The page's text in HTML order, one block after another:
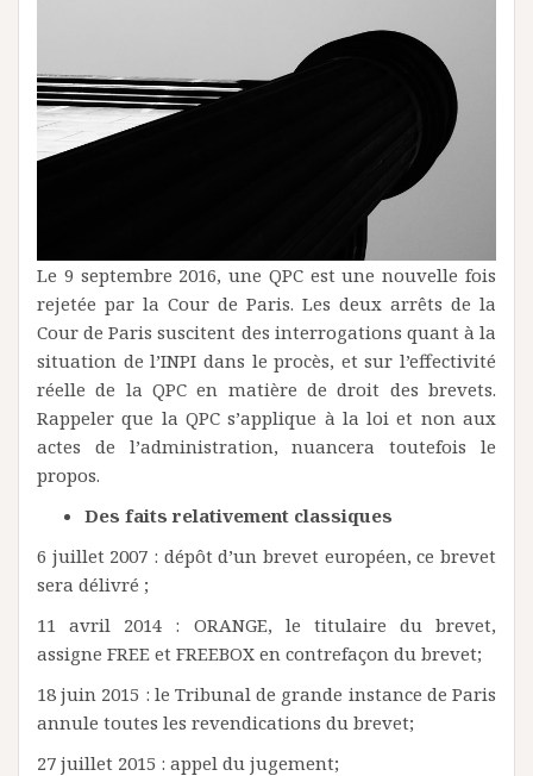
Le 9 septembre 2016, une QPC est une nouvelle fois
rejetée par la Cour de Paris. Les deux arrêts de la
Cour de Paris suscitent des interrogations quant à la
situation de l’INPI dans le procès, et sur l’effectivité
réelle de la QPC en matière de droit des brevets.
Rappeler que la QPC s’applique à la loi et non aux
actes de l’administration, nuancera toutefois le
propos.
Des faits relativement classiques
6 juillet 2007 : dépôt d’un brevet européen, ce brevet
sera délivré ;
11 avril 2014 : ORANGE, le titulaire du brevet,
assigne FREE et FREEBOX en contrefaçon du brevet;
18 juin 2015 : le Tribunal de grande instance de Paris
annule toutes les revendications du brevet;
27 juillet 2015 : appel du jugement;